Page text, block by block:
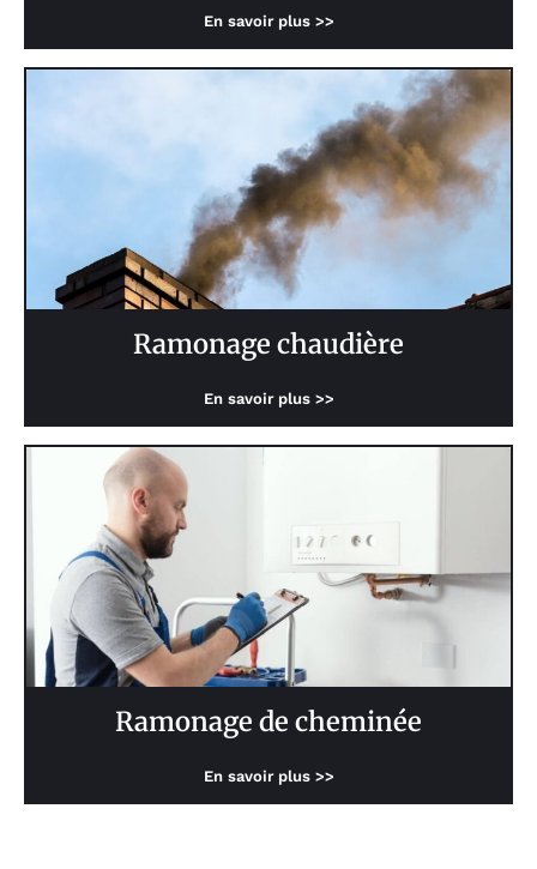
En savoir plus >>
Ramonage chaudière
En savoir plus >>
Ramonage de cheminée
En savoir plus >>